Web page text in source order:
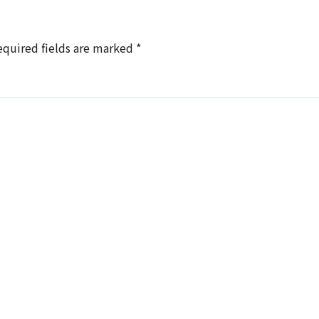
fields are marked *